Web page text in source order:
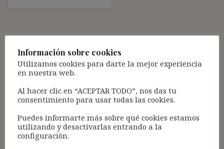
Tu dirección de correo electrónico no será publicada.
campos obligatorios están marcados con
Comentario *
Información sobre cookies
Utilizamos cookies para darte la mejor experiencia
en nuestra web.
Al hacer clic en “ACEPTAR TODO”, nos das tu
consentimiento para usar todas las cookies.
Puedes informarte más sobre qué cookies estamos
utilizando y desactivarlas entrando a la
configuración.